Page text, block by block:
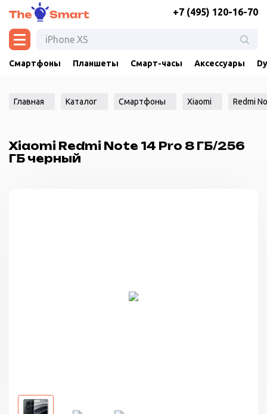
+7 (495) 120-16-70
Смартфоны Планшеты Смарт-часы Аксессуары
Главная Каталог Смартфоны Xiaomi Redmi
Xiaomi Redmi Note 14 Pro 8 ГБ/256
ГБ черный